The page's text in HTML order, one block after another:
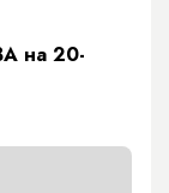
на 20-